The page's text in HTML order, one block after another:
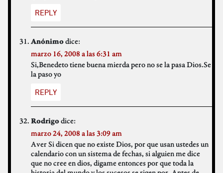
REPLY
Anónimodice:
marzo 16, 2008 a las 6:31 am
Si,Benedeto tiene buena mierda pero no se la pasa Dios.Se
la paso yo
REPLY
Rodrigodice:
marzo 24, 2008 a las 3:09 am
Aver Si dicen que no existe Dios, por que usan ustedes un
calendario con un sistema de fechas, si alguien me dice
que no cree en dios, digame entonces por que toda la